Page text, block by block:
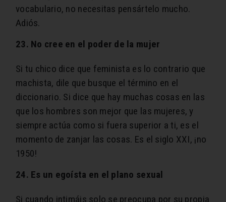
vocabulario, no necesitas pensártelo mucho.
Adiós.
23. No cree en el poder de la mujer
Si tu chico dice que feminista es lo contrario que
machista, dile que busque el término en el
diccionario. Si dice que hay muchas cosas en las
que los hombres son mejor que las mujeres, y
siempre actúa como si fuera superior a ti, es el
momento de zanjar las cosas. Es el siglo XXI, ¡no
1950!
24. Es un egoísta en el plano sexual
Si cuando intimáis solo se preocupa por su propia